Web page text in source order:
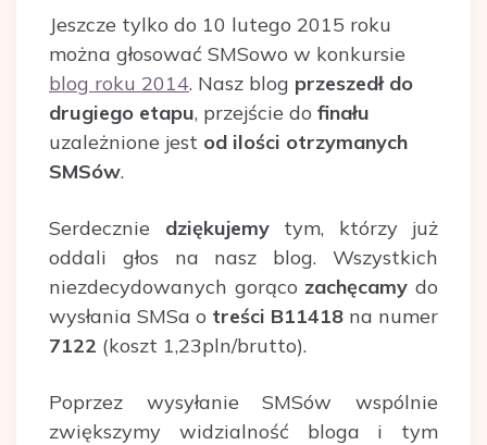
Jeszcze tylko do 10 lutego 2015 roku
można głosować SMSowo w konkursie
blog roku 2014. Nasz blog przeszedł do
drugiego etapu, przejście do finału
uzależnione jest od ilości otrzymanych
SMSów.
Serdecznie dziękujemytym, którzy już
oddali głos na nasz blog. Wszystkich
niezdecydowanych gorąco zachęcamy do
wysłania SMSa o treści B11418 na numer
7122 (koszt 1,23pln/brutto).
Poprzez wysyłanie SMSów wspólnie
zwiększymy widzialność bloga i tym